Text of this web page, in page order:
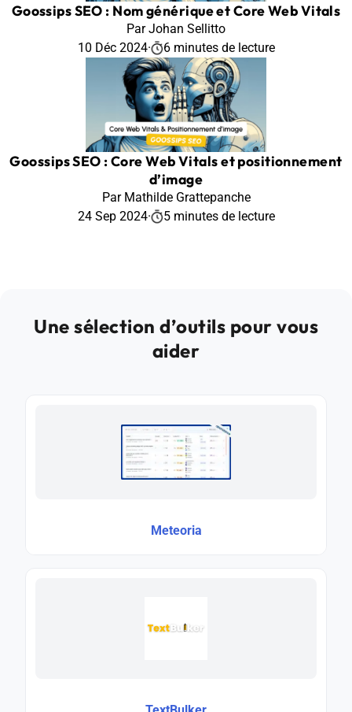
Goossips SEO : Nom générique et Core Web Vitals
Par Johan Sellitto
10 Déc 2024· 6 minutes de lecture
Goossips SEO : Core Web Vitals et positionnement
d’image
Par Mathilde Grattepanche
24 Sep 2024· 5 minutes de lecture
Une sélection d’outils pour vous
aider
Meteoria